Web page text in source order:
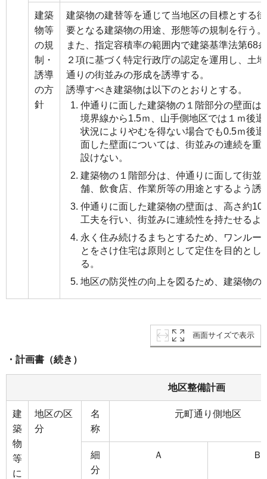
建築
物等
の規
制・
誘導
の方
針
建築物の建替等を通じて当地区の目標とする
要となる建築物の用途、形態等の規制を行う。
また、指定容積率の範囲内で建築基準法第68
２項に基づく特定行政庁の認定を運用し、土
通りの街並みの形成を誘導する。
誘導すべき建築物は以下のとおりとする。
仲通りに面した建築物の１階部分の壁面は
境界線から1.5ｍ、山手側地区では１ｍ後
状況によりやむを得ない場合でも0.5ｍ後
面した壁面については、街並みの連続を重
設けない。
建築物の１階部分は、仲通りに面して街並
舗、飲食店、作業所等の用途とするよう誘
仲通りに面した建築物の壁面は、高さ約
工夫を行い、街並みに連続性を持たせるよ
永く住み続けるまちとするため、ワンルー
とをさけ住宅は原則として定住を目的とし
る。
地区の防災性の向上を図るため、建築物の
画面サイズで表示
・計画書（続き）
地区整備計画
建
築
物
等
に
地区の区
分
名
称
元町通り側地区
細
分
Ａ Ｂ